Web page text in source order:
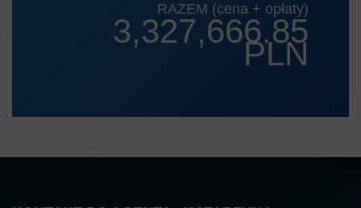
RAZEM (cena + opłaty)
3,327,666.85
PLN